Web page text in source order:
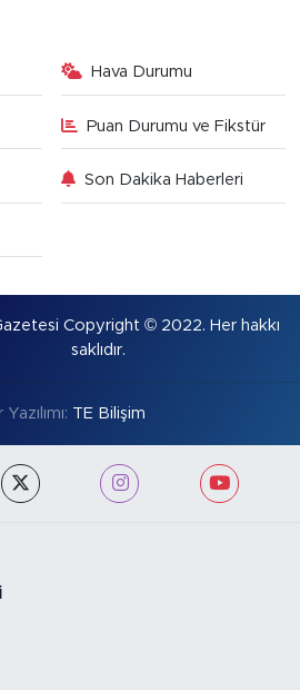
Hava Durumu
Puan Durumu ve Fikstür
Son Dakika Haberleri
Copyright © 2022. Her hakkı
saklıdır.
TE Bilişim